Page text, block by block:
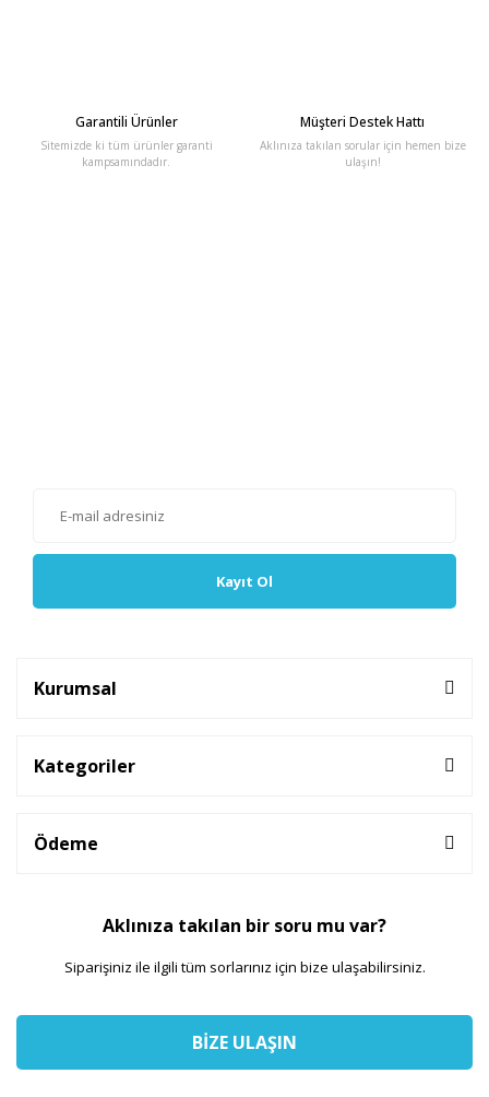
Garantili Ürünler
Sitemizde ki tüm ürünler garanti
kampsamındadır.
Müşteri Destek Hattı
Aklınıza takılan sorular için hemen bize
ulaşın!
Kayıt Ol
Kurumsal
Kategoriler
Ödeme
Aklınıza takılan bir soru mu var?
Siparişiniz ile ilgili tüm sorlarınız için bize ulaşabilirsiniz.
BİZE ULAŞIN